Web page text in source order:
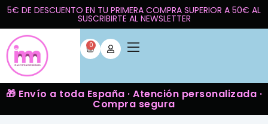
5€ DE DESCUENTO EN TU PRIMERA COMPRA SUPERIOR A 50€ AL
SUSCRIBIRTE AL NEWSLETTER
0
🎁 Envío a toda España · Atención personalizada ·
Compra segura